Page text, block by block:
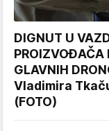
DIGNUT U
PROIZVOĐAČA
GLAVNIH
Vladimira
(FOTO)